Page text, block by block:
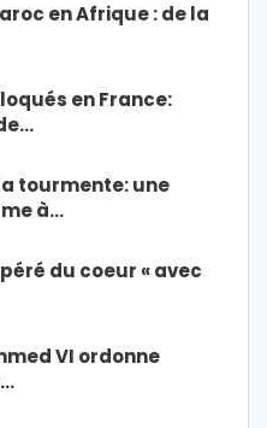
en Afrique : de la
en France:
tourmente: une
à…
du coeur « avec
VI ordonne